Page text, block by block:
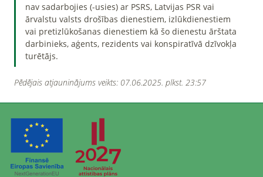
nav sadarbojies (-usies) ar PSRS, Latvijas PSR vai
ārvalstu valsts drošības dienestiem, izlūkdienestiem
vai pretizlūkošanas dienestiem kā šo dienestu ārštata
darbinieks, aģents, rezidents vai konspiratīvā dzīvokļa
turētājs.
Pēdējais atjauninājums veikts: 07.06.2025. plkst. 23:57